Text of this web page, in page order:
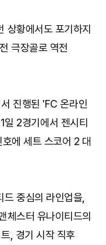
상황에서도 포기하지
극장골로 역전
진행된 'FC 온라인
일 2경기에서 젠시티
에 세트 스코어 2 대
중심의 라인업을,
체스터 유나이티드의
, 경기 시작 직후